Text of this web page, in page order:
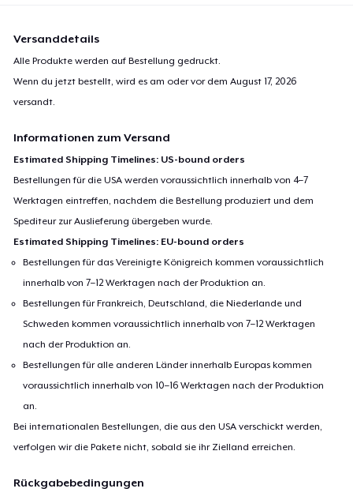
Versanddetails
Alle Produkte werden auf Bestellung gedruckt.
Wenn du jetzt bestellt, wird es am oder vor demAugust 17, 2026
versandt.
Informationen zum Versand
Estimated Shipping Timelines: US-bound orders
Bestellungen für die USA werden voraussichtlich innerhalb von 4–7
Werktagen eintreffen, nachdem die Bestellung produziert und dem
Spediteur zur Auslieferung übergeben wurde.
Estimated Shipping Timelines: EU-bound orders
Bestellungen für das Vereinigte Königreich kommen voraussichtlich
innerhalb von 7–12 Werktagen nach der Produktion an.
Bestellungen für Frankreich, Deutschland, die Niederlande und
Schweden kommen voraussichtlich innerhalb von 7–12 Werktagen
nach der Produktion an.
Bestellungen für alle anderen Länder innerhalb Europas kommen
voraussichtlich innerhalb von 10–16 Werktagen nach der Produktion
an.
Bei internationalen Bestellungen, die aus den USA verschickt werden,
verfolgen wir die Pakete nicht, sobald sie ihr Zielland erreichen.
Rückgabebedingungen